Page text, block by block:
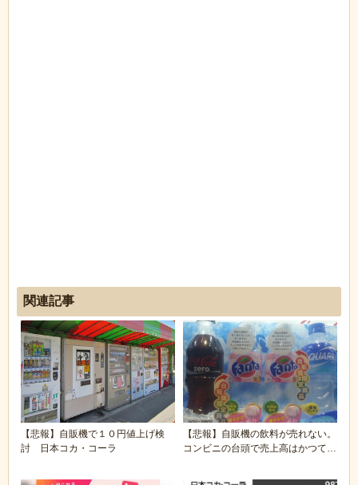
関連記事
【悲報】自販機で１０円値上げ検
討 日本コカ・コーラ
【悲報】自販機の飲料が売れない。
コンビニの台頭で売上高はかつての